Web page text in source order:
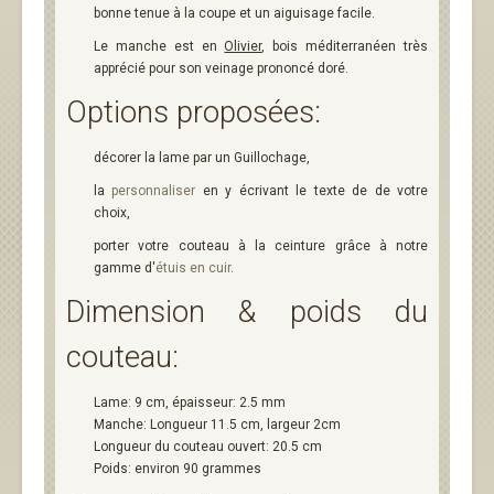
bonne tenue à la coupe et un aiguisage facile.
Le manche est enOlivier, bois méditerranéen très
apprécié pour son veinage prononcé doré.
Options proposées:
décorer la lame par un Guillochage,
la personnaliser en y écrivant le texte de de votre
choix,
porter votre couteau à la ceinture grâce à notre
gamme d'étuis en cuir.
Dimension & poids du
couteau:
Lame: 9 cm, épaisseur: 2.5 mm
Manche: Longueur 11.5 cm, largeur 2cm
Longueur du couteau ouvert: 20.5 cm
Poids: environ 90 grammes